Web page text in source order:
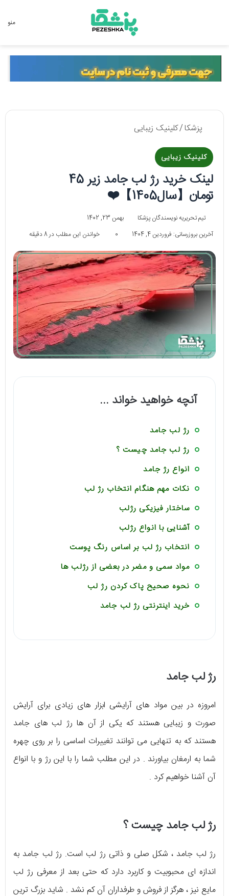
منو
پزشکا/کلینیک زیبایی
کلینیک زیبایی
لینک خرید رژ لب جامد زیر 45
تومان【سال1405】❤️
تیم تحریریه نویسندگان پزشکا
بهمن 23, 1402
آخرین بروزرسانی: فروردین 4, 1404
0 خواندن این مطلب در 8 دقیقه
آنچه خواهید خواند ...
رژ لب جامد
رژ لب جامد چیست ؟
انواع رژ جامد
نکات مهم هنگام انتخاب رژ لب
ساختار فیزیکی رژلب
آشنایی با انواع رژلب
انتخاب رژ لب بر اساس رنگ پوست
مواد سمی و مضر در بعضی از رژلب ها
نحوه صحیح پاک کردن رژ لب
خرید اینترنتی رژ لب جامد
رژ لب جامد
امروزه در بین مواد های آرایشی ابزار های زیادی برای آرایش
صورت و زیبایی هستند که یکی از آن ها رژ لب های جامد
هستند که به تنهایی می توانند تغییرات اساسی را بر روی چهره
شما به ارمغان بیاورند . در این مطلب شما را با این رژ و با انواع
آن آشنا خواهیم کرد .
رژ لب جامد چیست ؟
رژ لب جامد ، شکل صلی و ذاتی رژ لب است. رژ لب جامد به
اندازه ای محبوبیت و کاربرد دارد که حتی بعد از معرفی رژ لب
مایع نیز ، هرگز از فروش و طرفداران آن کم نشد . شاید بزرگ ترین